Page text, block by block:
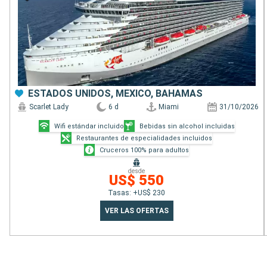
ESTADOS UNIDOS, MÉXICO, BAHAMAS
Scarlet Lady 6 d Miami 31/10/2026
Wifi estándar incluido
Bebidas sin alcohol incluidas
Restaurantes de especialidades incluidos
Cruceros 100% para adultos
desde
US$ 550
Tasas: +US$ 230
VER LAS OFERTAS